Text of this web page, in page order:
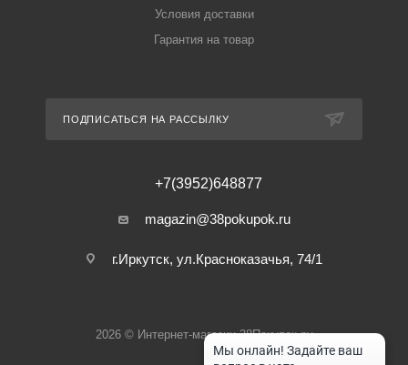
Условия доставки
Гарантия на товар
ПОДПИСАТЬСЯ НА РАССЫЛКУ
+7(3952)648877
magazin@38pokupok.ru
г.Иркутск, ул.Красноказачья, 74/1
2026 © Интернет-магазин 38Покупок.ру